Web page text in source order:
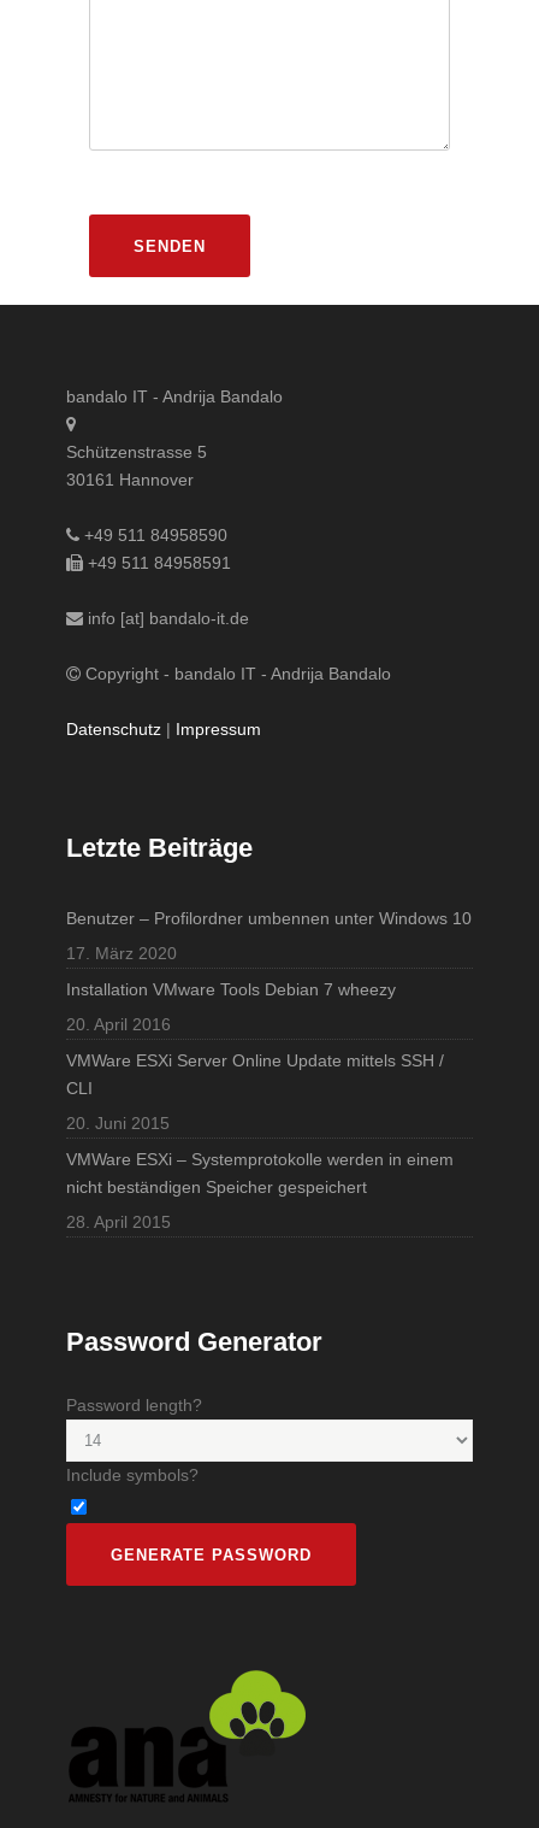
bandalo IT - Andrija Bandalo
Schützenstrasse 5
30161 Hannover
+49 511 84958590
+49 511 84958591
info [at] bandalo-it.de
Copyright - bandalo IT - Andrija Bandalo
Datenschutz | Impressum
Letzte Beiträge
Benutzer – Profilordner umbennen unter Windows 10
17. März 2020
Installation VMware Tools Debian 7 wheezy
20. April 2016
VMWare ESXi Server Online Update mittels SSH /
CLI
20. Juni 2015
VMWare ESXi – Systemprotokolle werden in einem
nicht beständigen Speicher gespeichert
28. April 2015
Password Generator
Password length?
Include symbols?